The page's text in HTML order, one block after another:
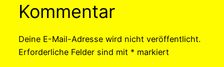
Kommentar
Deine E-Mail-Adresse wird nicht veröffentlicht.
Erforderliche Felder sind mit * markiert